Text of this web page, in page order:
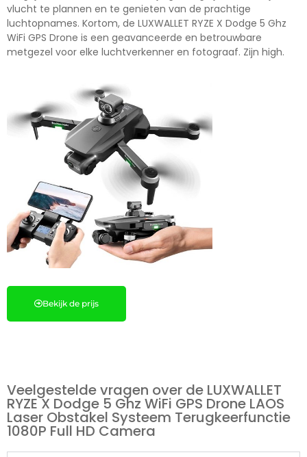
vlucht te plannen en te genieten van de prachtige
luchtopnames. Kortom, de LUXWALLET RYZE X Dodge 5 Ghz
WiFi GPS Drone is een geavanceerde en betrouwbare
metgezel voor elke luchtverkenner en fotograaf. Zijn high.
Bekijk de prijs
Veelgestelde vragen over de LUXWALLET
RYZE X Dodge 5 Ghz WiFi GPS Drone LAOS
Laser Obstakel Systeem Terugkeerfunctie
1080P Full HD Camera